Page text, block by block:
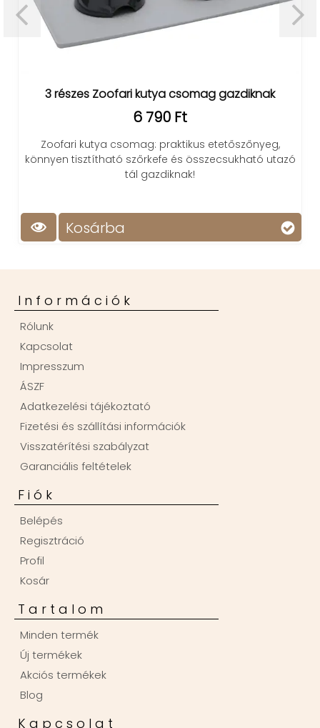
3 részes Zoofari kutya csomag gazdiknak
6 790 Ft
Zoofari kutya csomag: praktikus etetőszőnyeg,
könnyen tisztítható szőrkefe és összecsukható utazó
tál gazdiknak!
Kosárba
Információk
Rólunk
Kapcsolat
Impresszum
ÁSZF
Adatkezelési tájékoztató
Fizetési és szállítási információk
Visszatérítési szabályzat
Garanciális feltételek
Fiók
Belépés
Regisztráció
Profil
Kosár
Tartalom
Minden termék
Új termékek
Akciós termékek
Blog
Kapcsolat